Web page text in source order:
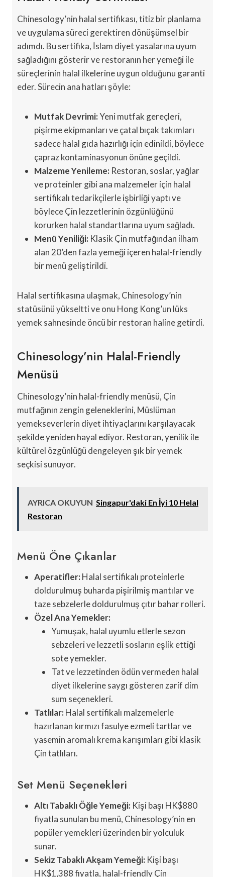
Chinesology’nin halal sertifikası, titiz bir planlama
ve uygulama süreci gerektiren dönüşümsel bir
adımdı. Bu sertifika, İslam diyet yasalarına uyum
sağladığını gösterir ve restoranın her yemeği ile
süreçlerinin halal ilkelerine uygun olduğunu garanti
eder. Sürecin ana hatları şöyle:
Mutfak Devrimi:Yeni mutfak gereçleri,
pişirme ekipmanları ve çatal bıçak takımları
sadece halal gıda hazırlığı için edinildi, böylece
çapraz kontaminasyonun önüne geçildi.
Malzeme Yenileme: Restoran, soslar, yağlar
ve proteinler gibi ana malzemeler için halal
sertifikalı tedarikçilerle işbirliği yaptı ve
böylece Çin lezzetlerinin özgünlüğünü
korurken halal standartlarına uyum sağladı.
Menü Yeniliği: Klasik Çin mutfağından ilham
alan 20’den fazla yemeği içeren halal-friendly
bir menü geliştirildi.
Halal sertifikasına ulaşmak, Chinesology’nin
statüsünü yükseltti ve onu Hong Kong’un lüks
yemek sahnesinde öncü bir restoran haline getirdi.
Chinesology’nin Halal-Friendly
Menüsü
Chinesology’nin halal-friendly menüsü, Çin
mutfağının zengin geleneklerini, Müslüman
yemekseverlerin diyet ihtiyaçlarını karşılayacak
şekilde yeniden hayal ediyor. Restoran, yenilik ile
kültürel özgünlüğü dengeleyen şık bir yemek
seçkisi sunuyor.
AYRICA OKUYUN Singapur'daki En İyi 10 Helal
Restoran
Menü Öne Çıkanlar
Aperatifler:Halal sertifikalı proteinlerle
doldurulmuş buharda pişirilmiş mantılar ve
taze sebzelerle doldurulmuş çıtır bahar rolleri.
Özel Ana Yemekler:
Yumuşak, halal uyumlu etlerle sezon
sebzeleri ve lezzetli sosların eşlik ettiği
sote yemekler.
Tat ve lezzetinden ödün vermeden halal
diyet ilkelerine saygı gösteren zarif dim
sum seçenekleri.
Tatlılar:Halal sertifikalı malzemelerle
hazırlanan kırmızı fasulye ezmeli tartlar ve
yasemin aromalı krema karışımları gibi klasik
Çin tatlıları.
Set Menü Seçenekleri
Altı Tabaklı Öğle Yemeği: Kişi başı HK$880
fiyatla sunulan bu menü, Chinesology’nin en
popüler yemekleri üzerinden bir yolculuk
sunar.
Sekiz Tabaklı Akşam Yemeği: Kişi başı
HK$1,388 fiyatla, halal-friendly Çin